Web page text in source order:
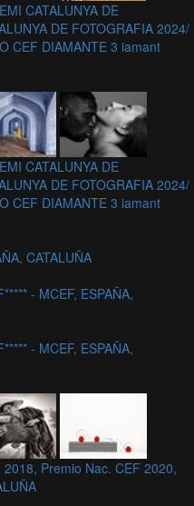
CATALUNYA DE
DE FOTOGRAFIA 2024/
CEF DIAMANTE 3 iamant
CATALUNYA DE
DE FOTOGRAFIA 2024/
CEF DIAMANTE 3 iamant
CATALUÑA
- MCEF, ESPAÑA,
- MCEF, ESPAÑA,
2018, Premio Nac. CEF 2020,